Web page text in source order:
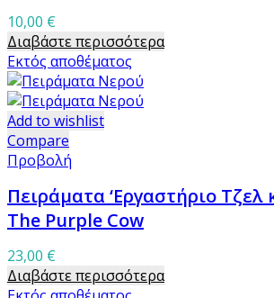
10,00 €
Διαβάστε περισσότερα
Εκτός αποθέματος
Add to wishlist
Compare
Προβολή
Πειράματα ‘Εργαστήριο Τζελ
The Purple Cow
23,00 €
Διαβάστε περισσότερα